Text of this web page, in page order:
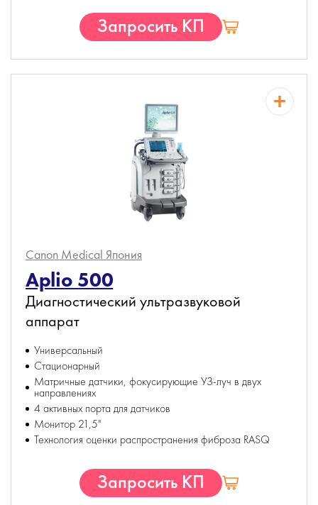
Запросить КП
Canon Medical Япония
Aplio 500
Диагностический ультразвуковой
аппарат
Универсальный
Стационарный
Матричные датчики, фокусирующие УЗ-луч в двух
направлениях
4 активных порта для датчиков
Монитор 21,5"
Технология оценки распространения фиброза RASQ
Запросить КП